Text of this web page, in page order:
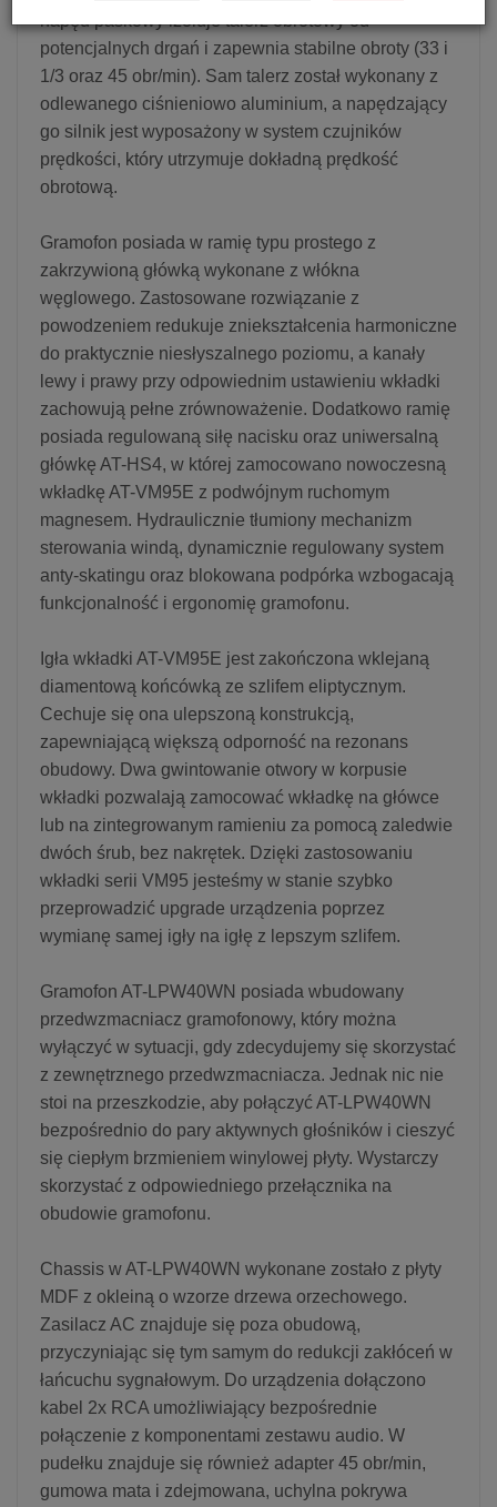
napęd paskowy izoluje talerz obrotowy od
potencjalnych drgań i zapewnia stabilne obroty (33 i
1/3 oraz 45 obr/min). Sam talerz został wykonany z
odlewanego ciśnieniowo aluminium, a napędzający
go silnik jest wyposażony w system czujników
prędkości, który utrzymuje dokładną prędkość
obrotową.
Gramofon posiada w ramię typu prostego z
zakrzywioną główką wykonane z włókna
węglowego. Zastosowane rozwiązanie z
powodzeniem redukuje zniekształcenia harmoniczne
do praktycznie niesłyszalnego poziomu, a kanały
lewy i prawy przy odpowiednim ustawieniu wkładki
zachowują pełne zrównoważenie. Dodatkowo ramię
posiada regulowaną siłę nacisku oraz uniwersalną
główkę AT-HS4, w której zamocowano nowoczesną
wkładkę AT-VM95E z podwójnym ruchomym
magnesem. Hydraulicznie tłumiony mechanizm
sterowania windą, dynamicznie regulowany system
anty-skatingu oraz blokowana podpórka wzbogacają
funkcjonalność i ergonomię gramofonu.
Igła wkładki AT-VM95E jest zakończona wklejaną
diamentową końcówką ze szlifem eliptycznym.
Cechuje się ona ulepszoną konstrukcją,
zapewniającą większą odporność na rezonans
obudowy. Dwa gwintowanie otwory w korpusie
wkładki pozwalają zamocować wkładkę na główce
lub na zintegrowanym ramieniu za pomocą zaledwie
dwóch śrub, bez nakrętek. Dzięki zastosowaniu
wkładki serii VM95 jesteśmy w stanie szybko
przeprowadzić upgrade urządzenia poprzez
wymianę samej igły na igłę z lepszym szlifem.
Gramofon AT-LPW40WN posiada wbudowany
przedwzmacniacz gramofonowy, który można
wyłączyć w sytuacji, gdy zdecydujemy się skorzystać
z zewnętrznego przedwzmacniacza. Jednak nic nie
stoi na przeszkodzie, aby połączyć AT-LPW40WN
bezpośrednio do pary aktywnych głośników i cieszyć
się ciepłym brzmieniem winylowej płyty. Wystarczy
skorzystać z odpowiedniego przełącznika na
obudowie gramofonu.
Chassis w AT-LPW40WN wykonane zostało z płyty
MDF z okleiną o wzorze drzewa orzechowego.
Zasilacz AC znajduje się poza obudową,
przyczyniając się tym samym do redukcji zakłóceń w
łańcuchu sygnałowym. Do urządzenia dołączono
kabel 2x RCA umożliwiający bezpośrednie
połączenie z komponentami zestawu audio. W
pudełku znajduje się również adapter 45 obr/min,
gumowa mata i zdejmowana, uchylna pokrywa